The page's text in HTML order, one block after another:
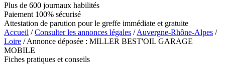
Plus de 600 journaux habilités
Paiement 100% sécurisé
Attestation de parution pour le greffe immédiate et gratuite
Accueil /Consulter les annonces légales /Auvergne-Rhône-Alpes /
Loire / Annonce déposée : MILLER BEST'OIL GARAGE
MOBILE
Fiches pratiques et conseils